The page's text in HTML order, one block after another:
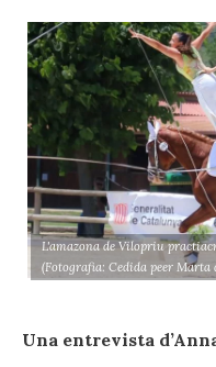
L'amazona de Vilopriu
(Fotografia: Cedida peer Marta
Una entrevista